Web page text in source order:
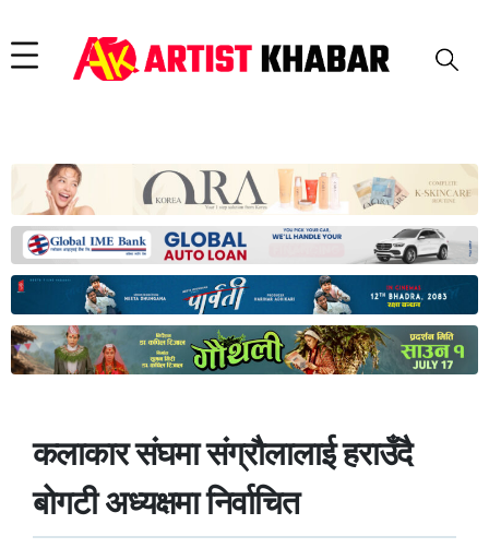
कलाकार संघमा संग्रौलालाई हराउँदै
बोगटी अध्यक्षमा निर्वाचित